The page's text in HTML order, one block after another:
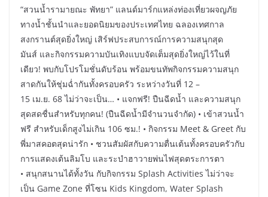
“สวนน้ำรามายณะ พัทยา” แลนด์มาร์กแหล่งท่องเที่ยวผจญภัย
ทางน้ำชั้นนำและยอดนิยมของประเทศไทย ฉลองเทศกาล
สงกรานต์สุดยิ่งใหญ่ เสิร์ฟประสบการณ์การความสนุกสุด
มันส์ และกิจกรรมความบันเทิงแบบจัดเต็มสุดยิ่งใหญ่ไว้ในที่
เดียว! พบกับโปรโมชั่นดับร้อน พร้อมขนทัพกิจกรรมความสนุก
สาดกันให้ชุ่มฉ่ำกันทั้งครอบครัว ระหว่างวันที่ 12 –
15 เม.ย. 68 ไม่ว่าจะเป็น… • แจกฟรี! ปืนฉีดน้ำ และความสนุก
สุดสดชื่นสำหรับทุกคน! (ปืนฉีดน้ำมีจำนวนจำกัด) • เข้าสวนน้ำ
ฟรี สำหรับเด็กสูงไม่เกิน 106 ซม.! • กิจกรรม Meet & Greet กับ
พี่มาสคอตสุดน่ารัก • ชวนสัมผัสกับความตื่นเต้นทั้งครอบครัวกับ
การแสดงเต้นลิมโบ และระบำฮาวายพ่นไฟสุดตระการตา
• สนุกสนานได้ทั้งวัน กับกิจกรรม Splash Activities ไม่ว่าจะ
เป็น Game Zone ที่โซน Kids Kingdom, Water Splash